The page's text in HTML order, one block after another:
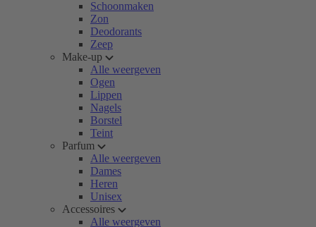
Schoonmaken
Zon
Deodorants
Zeep
Make-up
Alle weergeven
Ogen
Lippen
Nagels
Borstel
Teint
Parfum
Alle weergeven
Dames
Heren
Unisex
Accessoires
Alle weergeven